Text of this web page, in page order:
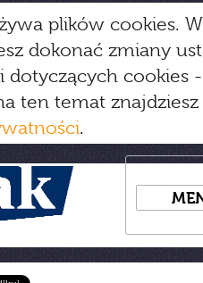
plików cookies.
dokonać zmiany
dotyczących cookies
ten temat
.